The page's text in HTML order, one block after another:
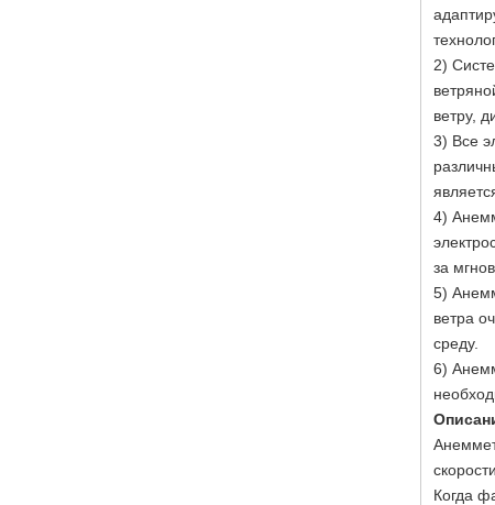
2)
ветру,
3) Все
4)
за
5)
ветра
среду.
6)
Когда